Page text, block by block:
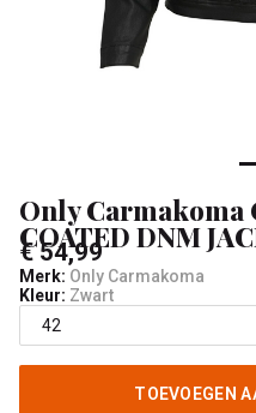
Only Carmakoma
COATED DNM
€ 54,99
Merk: Only Carmakoma
Kleur: Zwart
TOEVOEGEN